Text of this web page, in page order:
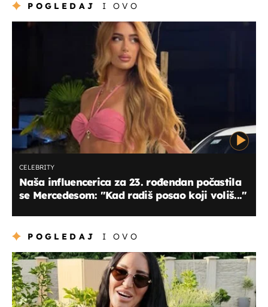
POGLEDAJ I OVO
CELEBRITY
Naša influencerica za 23. rođendan počastila
se Mercedesom: "Kad radiš posao koji voliš..."
POGLEDAJ I OVO